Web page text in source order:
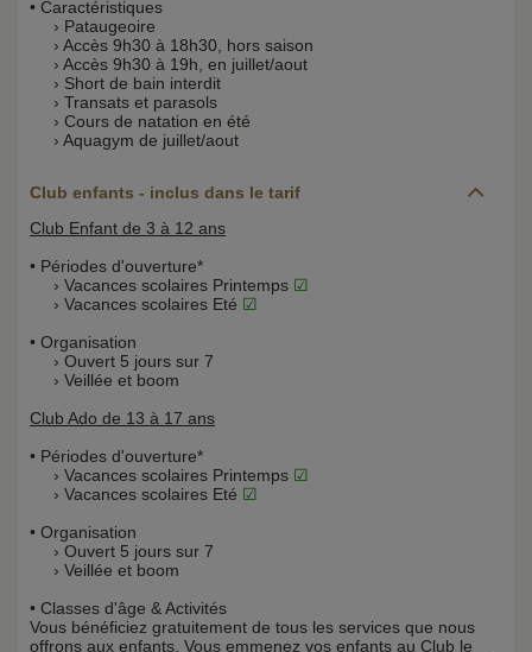
• Caractéristiques
› Pataugeoire
› Accès 9h30 à 18h30, hors saison
› Accès 9h30 à 19h, en juillet/aout
› Short de bain interdit
› Transats et parasols
› Cours de natation en été
› Aquagym de juillet/aout
Club enfants - inclus dans le tarif
Club Enfant de 3 à 12 ans
• Périodes d'ouverture*
› Vacances scolaires Printemps ☑
› Vacances scolaires Eté ☑
• Organisation
› Ouvert 5 jours sur 7
› Veillée et boom
Club Ado de 13 à 17 ans
• Périodes d'ouverture*
› Vacances scolaires Printemps ☑
› Vacances scolaires Eté ☑
• Organisation
› Ouvert 5 jours sur 7
› Veillée et boom
• Classes d'âge & Activités
Vous bénéficiez gratuitement de tous les services que nous
offrons aux enfants. Vous emmenez vos enfants au Club le